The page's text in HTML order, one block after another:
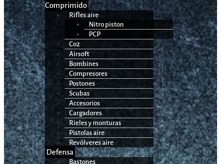
Comprimido
Rifles aire
Nitro piston
PCP
Co2
Airsoft
Bombines
Compresores
Postones
Scubas
Accesorios
Cargadores
Rieles y monturas
Pistolas aire
Revólveres aire
Defensa
Bastones